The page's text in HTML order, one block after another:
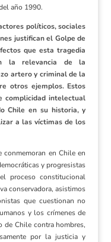
año 1990.
políticos, sociales
justifican el Golpe de
que esta tragedia
la relevancia de la
artero y criminal de la
otros ejemplos. Estos
complicidad intelectual
Chile en su historia, y
a las víctimas de los
en Chile en
y progresistas
proceso constitucional
conservadora, asistimos
que cuestionan no
y los crímenes de
de Chile contra hombres,
por la justicia y